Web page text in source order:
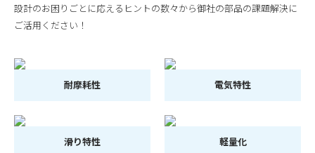
設計のお困りごとに応えるヒントの数々から御社の部品の課題解決に
ご活用ください！
耐摩耗性 電気特性
滑り特性 軽量化